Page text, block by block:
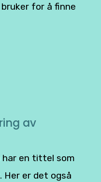
for å finne
av
har en tittel som
Her er det også